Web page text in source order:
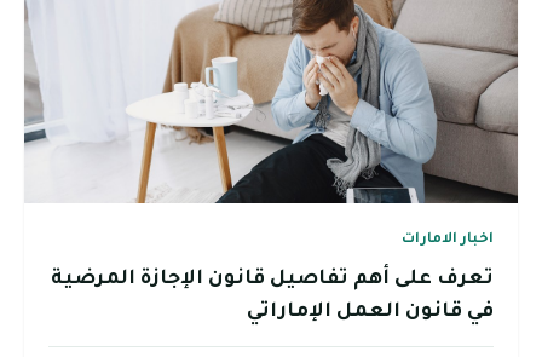
اخبار الامارات
تعرف على أهم تفاصيل قانون الإجازة المرضية
في قانون العمل الإماراتي